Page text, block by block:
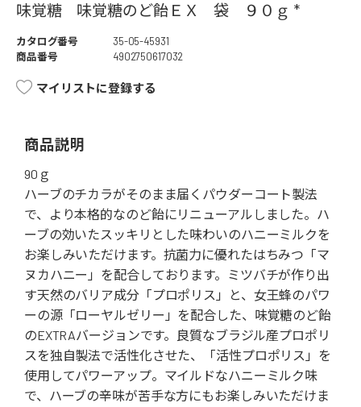
味覚糖 味覚糖のど飴ＥＸ 袋 ９０ｇ *
カタログ番号
35-05-45931
商品番号
4902750617032
マイリストに登録する
商品説明
90ｇ
ハーブのチカラがそのまま届くパウダーコート製法
で、より本格的なのど飴にリニューアルしました。ハ
ーブの効いたスッキリとした味わいのハニーミルクを
お楽しみいただけます。抗菌力に優れたはちみつ「マ
ヌカハニー」を配合しております。ミツバチが作り出
す天然のバリア成分「プロポリス」と、女王蜂のパワ
ーの源「ローヤルゼリー」を配合した、味覚糖のど飴
のEXTRAバージョンです。良質なブラジル産プロポリ
スを独自製法で活性化させた、「活性プロポリス」を
使用してパワーアップ。マイルドなハニーミルク味
で、ハーブの辛味が苦手な方にもお楽しみいただけま